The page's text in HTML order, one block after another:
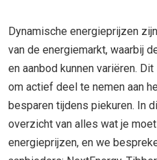
Dynamische energieprijzen
van de energiemarkt, waarbij
en aanbod kunnen variëren.
om actief deel te nemen aan
besparen tijdens piekuren. In
overzicht van alles wat je
energieprijzen, en we